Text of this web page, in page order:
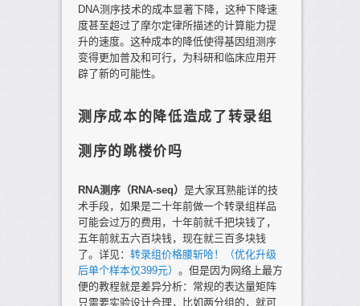
DNA测序技术的成本显著下降，这种下降速
度甚至超过了摩尔定律所描述的计算能力提
升的速度。这种成本的降低使得基因组测序
变得更加普及和可行，为科研和临床应用开
辟了新的可能性。
测序成本的降低造成了转录组
测序的跳楼价吗
RNA测序（RNA-seq） 是大家耳熟能详的技
术手段，如果是二十年前做一个转录组样品
可能会过万的费用，十年前就千把块钱了，
五年前就五六百块钱，现在就三百多块钱
了。详见： 转录组价格腰斩哈！（优化升级
后单个样本仅399元） 。但是因为网络上最方
便的教程就是差异分析：常规的表达量矩阵
只需要实验设计合理，比如两分组的，就可